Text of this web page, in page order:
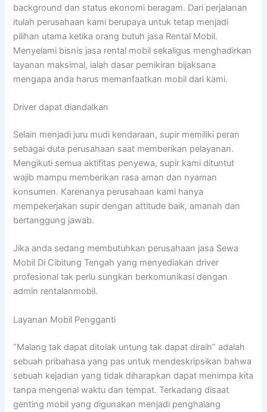
background dan status ekonomi beragam. Dari perjalanan
itulah perusahaan kami berupaya untuk tetap menjadi
pilihan utama ketika orang butuh jasa Rental Mobil.
Menyelami bisnis jasa rental mobil sekaligus menghadirkan
layanan maksimal, ialah dasar pemikiran bijaksana
mengapa anda harus memanfaatkan mobil dari kami.
Driver dapat diandalkan
Selain menjadi juru mudi kendaraan, supir memiliki peran
sebagai duta perusahaan saat memberikan pelayanan.
Mengikuti semua aktifitas penyewa, supir kami dituntut
wajib mampu memberikan rasa aman dan nyaman
konsumen. Karenanya perusahaan kami hanya
mempekerjakan supir dengan attitude baik, amanah dan
bertanggung jawab.
Jika anda sedang membutuhkan perusahaan jasa Sewa
Mobil Di Cibitung Tengah yang menyediakan driver
profesional tak perlu sungkan berkomunikasi dengan
admin rentalanmobil.
Layanan Mobil Pengganti
“Malang tak dapat ditolak untung tak dapat diraih” adalah
sebuah pribahasa yang pas untuk mendeskripsikan bahwa
sebuah kejadian yang tidak diharapkan dapat menimpa kita
tanpa mengenal waktu dan tempat. Terkadang disaat
genting mobil yang digunakan menjadi penghalang